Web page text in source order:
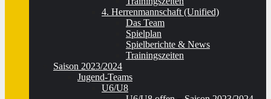
4. Herrenmannschaft (Unified)
Das Team
Spielplan
Spielberichte & News
Trainingszeiten
Saison 2023/2024
Jugend-Teams
U6/U8